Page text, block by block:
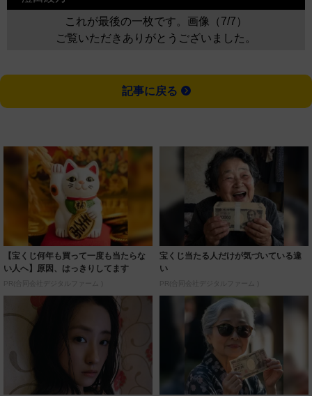
これが最後の一枚です。画像（7/7）
ご覧いただきありがとうございました。
記事に戻る
【宝くじ何年も買って一度も当たらな
い人へ】原因、はっきりしてます
PR(合同会社デジタルファーム )
宝くじ当たる人だけが気づいている違
い
PR(合同会社デジタルファーム )